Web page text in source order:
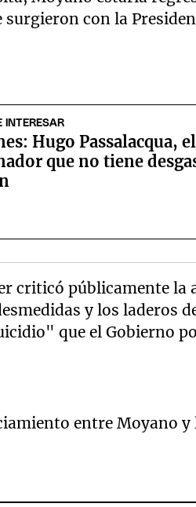
surgieron con la
INTERESAR
Hugo Passalacqua, el
que no tiene
criticó públicamente la
y los laderos
que el Gobierno
entre Moyano